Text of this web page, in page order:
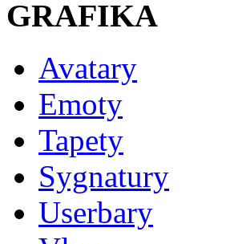
GRAFIKA
Avatary
Emoty
Tapety
Sygnatury
Userbary